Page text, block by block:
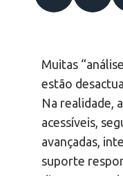
Muitas
estão
Na realidade,
acessíveis,
avançadas,
suporte